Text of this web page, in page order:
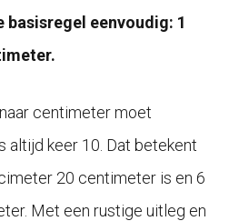
basisregel eenvoudig: 1
centimeter moet
altijd keer 10. Dat betekent
20 centimeter is en 6
Met een rustige uitleg en